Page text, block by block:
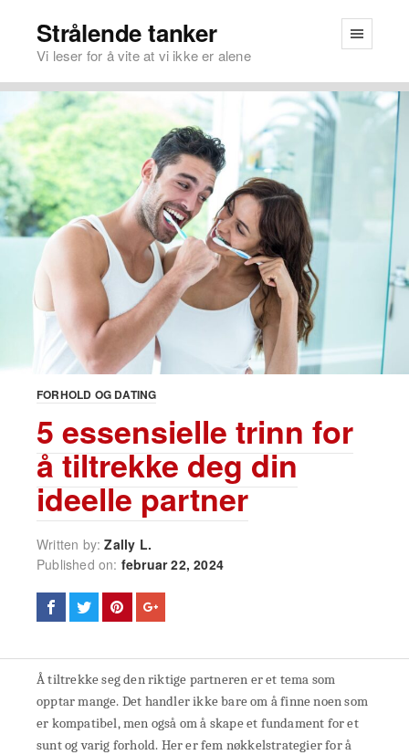
Strålende tanker
Vi leser for å vite at vi ikke er alene
FORHOLD OG DATING
5 essensielle trinn for
å tiltrekke deg din
ideelle partner
Written by:Zally L.
Published on: februar 22, 2024
Å tiltrekke seg den riktige partneren er et tema som
opptar mange. Det handler ikke bare om å finne noen som
er kompatibel, men også om å skape et fundament for et
sunt og varig forhold. Her er fem nøkkelstrategier for å